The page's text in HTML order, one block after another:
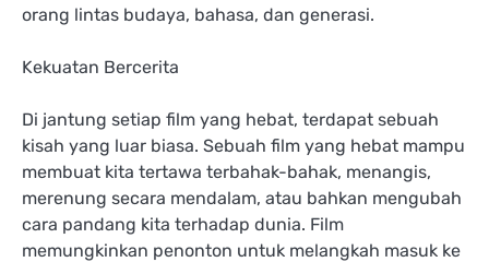
orang lintas budaya, bahasa, dan generasi.
Kekuatan Bercerita
Di jantung setiap film yang hebat, terdapat sebuah
kisah yang luar biasa. Sebuah film yang hebat mampu
membuat kita tertawa terbahak-bahak, menangis,
merenung secara mendalam, atau bahkan mengubah
cara pandang kita terhadap dunia. Film
memungkinkan penonton untuk melangkah masuk ke